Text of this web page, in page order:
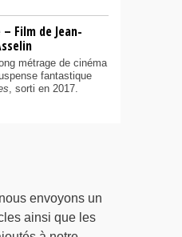
Film de Jean-
métrage de cinéma
fantastique
, sorti en 2017.
envoyons un
ainsi que les